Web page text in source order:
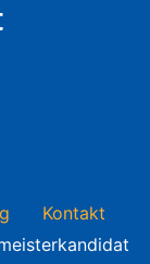
Kontakt